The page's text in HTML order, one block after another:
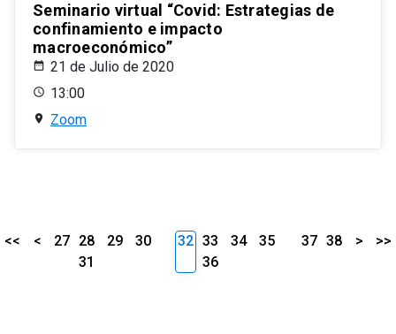
Seminario virtual “Covid: Estrategias de
confinamiento e impacto
macroeconómico”
21 de Julio de 2020
13:00
Zoom
<< < 27 28 29
30
31
32 33 34
35
36
37 38 > >>